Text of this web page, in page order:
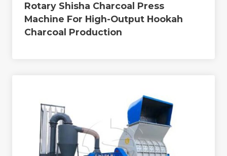
Rotary Shisha Charcoal Press
Machine For High-Output Hookah
Charcoal Production